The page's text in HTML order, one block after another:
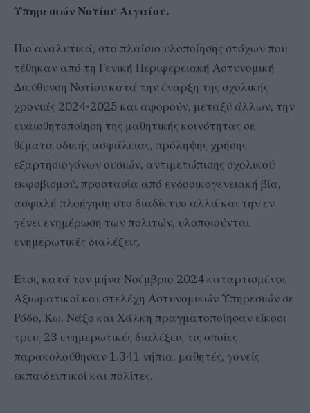
Υπηρεσιών Νοτίου Αιγαίου.
Πιο αναλυτικά, στο πλαίσιο υλοποίησης στόχων που
τέθηκαν από τη Γενική Περιφερειακή Αστυνομική
Διεύθυνση Νοτίου κατά την έναρξη της σχολικής
χρονιάς 2024-2025 και αφορούν, μεταξύ άλλων, την
ευαισθητοποίηση της μαθητικής κοινότητας σε
θέματα οδικής ασφάλειας, πρόληψης χρήσης
εξαρτησιογόνων ουσιών, αντιμετώπισης σχολικού
εκφοβισμού, προστασία από ενδοοικογενειακή βία,
ασφαλή πλοήγηση στο διαδίκτυο αλλά και την εν
γένει ενημέρωση των πολιτών, υλοποιούνται
ενημερωτικές διαλέξεις.
Έτσι, κατά τον μήνα Νοέμβριο 2024 καταρτισμένοι
Αξιωματικοί και στελέχη Αστυνομικών Υπηρεσιών σε
Ρόδο, Κω, Νάξο και Χάλκη πραγματοποίησαν είκοσι
τρεις 23 ενημερωτικές διαλέξεις τις οποίες
παρακολούθησαν 1.341 νήπια, μαθητές, γονείς
εκπαιδευτικοί και πολίτες.